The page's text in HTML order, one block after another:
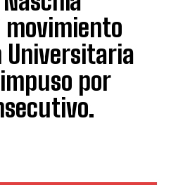
movimiento
Universitaria
por